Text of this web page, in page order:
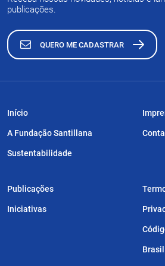
publicações.
QUERO ME CADASTRAR
Início
A Fundação Santillana
Sustentabilidade
Publicações
Iniciativas
Brasil